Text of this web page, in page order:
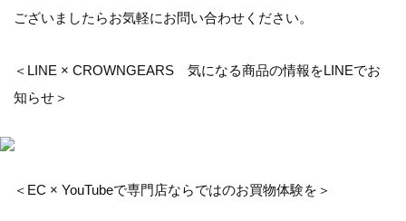
ございましたらお気軽にお問い合わせください。
＜LINE × CROWNGEARS 気になる商品の情報をLINEでお
知らせ＞
＜EC × YouTubeで専門店ならではのお買物体験を＞